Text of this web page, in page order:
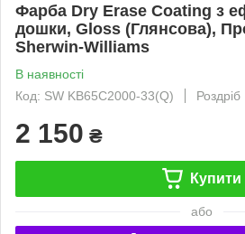
Фарба Dry Erase Coating з
дошки, Gloss (Глянсова),
Sherwin-Williams
В наявності
Код: SW KB65C2000-33(Q)
Роздріб
2 150 ₴
Купити
або